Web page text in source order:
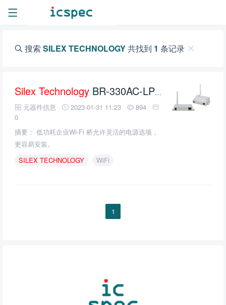
搜索 SILEX TECHNOLOGY共找到 1 条记录
Silex Technology BR-330AC-LP低功率以太网到Wi-Fi 网桥的介绍、特性、及应用
元器件信息 2023-01-31 11:23
894
0
摘要： 低功耗企业Wi-Fi 桥允许灵活的电源选项，
更容易安装。
SILEX TECHNOLOGY WiFi
1